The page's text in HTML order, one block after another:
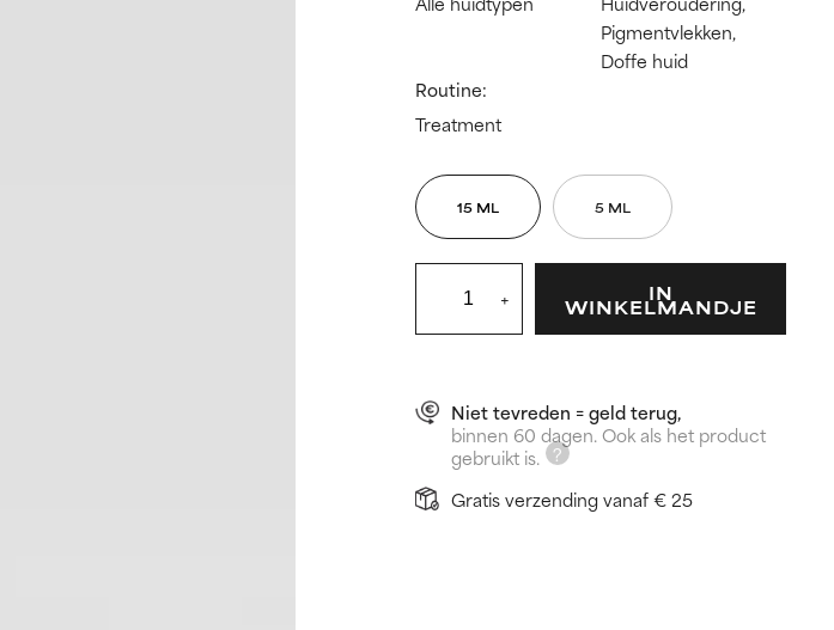
Pigmentvlekken,
Doffe huid
Routine:
Treatment
15 ML 5 ML
+ IN
WINKELMANDJE
Niet tevreden = geld terug,
binnen 60 dagen. Ook als het product
gebruikt is.
Gratis verzending vanaf € 25